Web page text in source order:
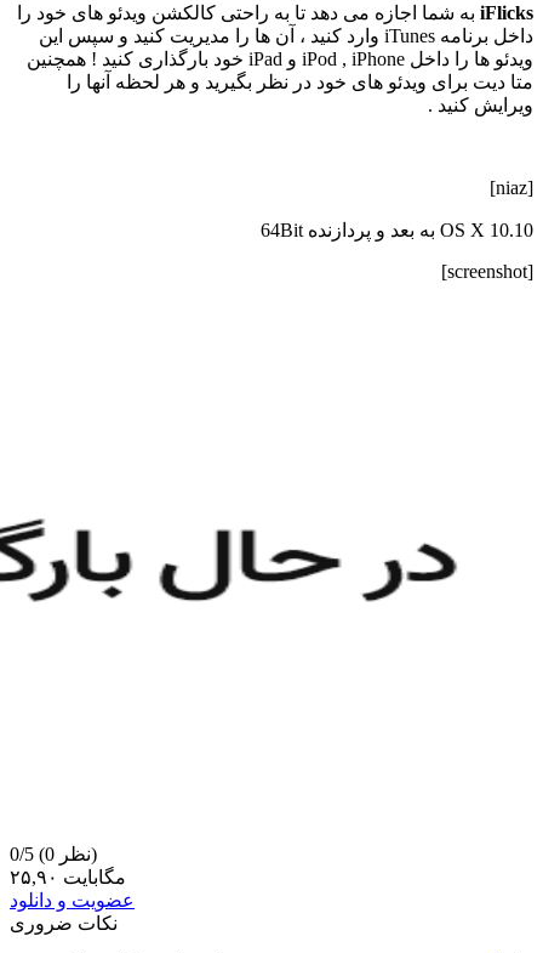
iFlicks به شما اجازه می دهد تا به راحتی کالکشن ویدئو های خود را
داخل برنامه iTunes وارد کنید ، آن ها را مدیریت کنید و سپس این
ویدئو ها را داخل iPod , iPhone و iPad خود بارگذاری کنید ! همچنین
متا دیت برای ویدئو های خود در نظر بگیرید و هر لحظه آنها را
ویرایش کنید .
[niaz]
OS X 10.10 به بعد و پردازنده 64Bit
[screenshot]
0/5
(0 نظر)
۲۵,۹۰ مگابایت
عضویت و دانلود
نکات ضروری